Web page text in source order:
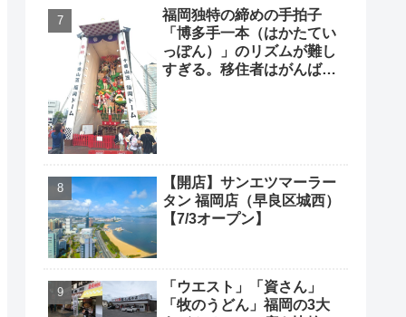
福岡独特の締めの手拍子
「博多手一本（はかたてい
っぽん）」のリズムが難し
すぎる。移住者はがんばっ
【開店】サンエツマーラー
タン 福岡店（早良区城西）
【7/3オープン】
「ウエスト」「資さん」
「牧のうどん」福岡の3大